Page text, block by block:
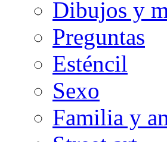
Dibujos y
Preguntas
Esténcil
Sexo
Familia y